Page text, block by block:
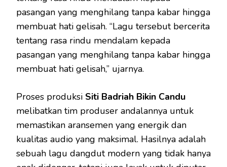
pasangan yang menghilang tanpa kabar hingga
membuat hati gelisah. “Lagu tersebut bercerita
tentang rasa rindu mendalam kepada
pasangan yang menghilang tanpa kabar hingga
membuat hati gelisah,” ujarnya.
Proses produksi Siti Badriah Bikin Candu
melibatkan tim produser andalannya untuk
memastikan aransemen yang energik dan
kualitas audio yang maksimal. Hasilnya adalah
sebuah lagu dangdut modern yang tidak hanya